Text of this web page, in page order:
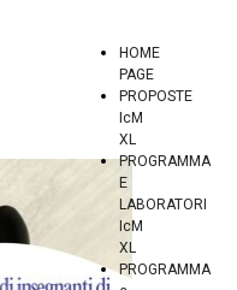
HOME
PAGE
PROPOSTE
IcM
XL
PROGRAMMA
E
LABORATORI
IcM
XL
PROGRAMMA